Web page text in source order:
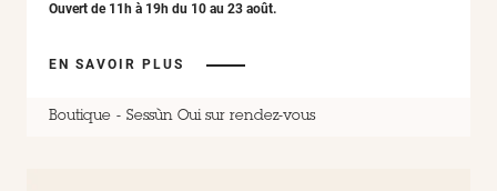
Ouvert de 11h à 19h du 10 au 23 août.
EN SAVOIR PLUS
Boutique Sessùn Oui sur rendez-vous